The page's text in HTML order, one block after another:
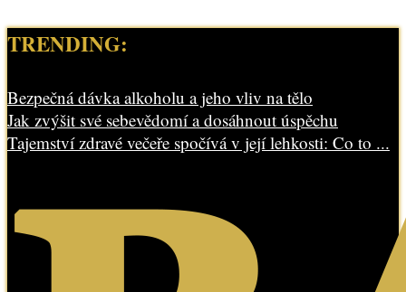
TRENDING:
Bezpečná dávka alkoholu a jeho vliv na tělo
Jak zvýšit své sebevědomí a dosáhnout úspěchu
Tajemství zdravé večeře spočívá v její lehkosti: Co to ...